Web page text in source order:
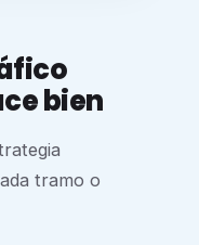
bien
tramo o